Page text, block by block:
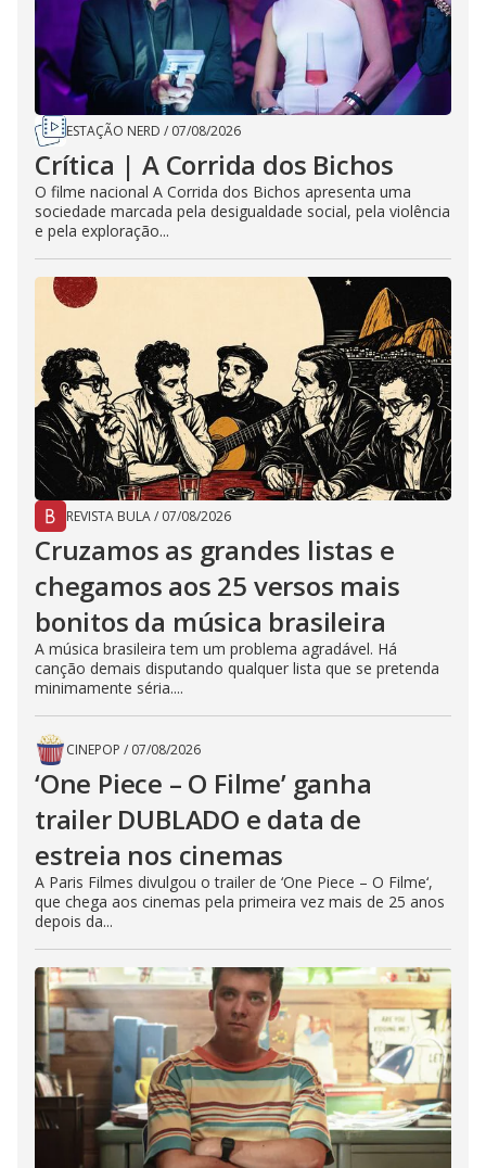
ESTAÇÃO NERD / 07/08/2026
Crítica | A Corrida dos Bichos
O filme nacional A Corrida dos Bichos apresenta uma
sociedade marcada pela desigualdade social, pela violência
e pela exploração...
REVISTA BULA/ 07/08/2026
Cruzamos as grandes listas e
chegamos aos 25 versos mais
bonitos da música brasileira
A música brasileira tem um problema agradável. Há
canção demais disputando qualquer lista que se pretenda
minimamente séria....
CINEPOP / 07/08/2026
‘One Piece – O Filme’ ganha
trailer DUBLADO e data de
estreia nos cinemas
A Paris Filmes divulgou o trailer de ‘One Piece – O Filme‘,
que chega aos cinemas pela primeira vez mais de 25 anos
depois da...